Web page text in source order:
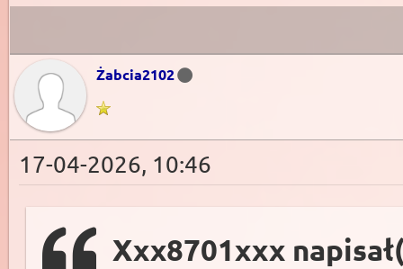
Żabcia2102
17-04-2026, 10:46
Xxx8701xxx